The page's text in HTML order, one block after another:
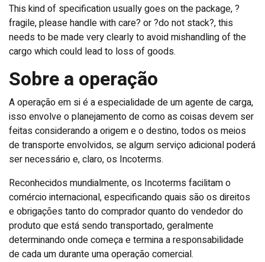
This kind of specification usually goes on the package, ?
fragile, please handle with care? or ?do not stack?, this
needs to be made very clearly to avoid mishandling of the
cargo which could lead to loss of goods.
Sobre a operação
A operação em si é a especialidade de um agente de carga,
isso envolve o planejamento de como as coisas devem ser
feitas considerando a origem e o destino, todos os meios
de transporte envolvidos, se algum serviço adicional poderá
ser necessário e, claro, os Incoterms.
Reconhecidos mundialmente, os Incoterms facilitam o
comércio internacional, especificando quais são os direitos
e obrigações tanto do comprador quanto do vendedor do
produto que está sendo transportado, geralmente
determinando onde começa e termina a responsabilidade
de cada um durante uma operação comercial.